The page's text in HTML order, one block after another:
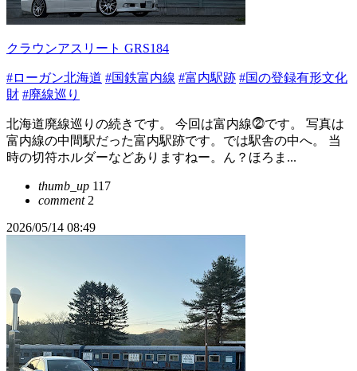
クラウンアスリート GRS184
#ローガン北海道 #国鉄富内線 #富内駅跡 #国の登録有形文化
財 #廃線巡り
北海道廃線巡りの続きです。 今回は富内線⓶です。 写真は
富内線の中間駅だった富内駅跡です。では駅舎の中へ。 当
時の切符ホルダーなどありますねー。ん？ほろま...
thumb_up 117
comment2
2026/05/14 08:49